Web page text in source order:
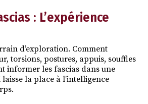
: L’expérience
d’exploration. Comment
torsions, postures, appuis, souffles
informer les fascias dans une
la place à l’intelligence